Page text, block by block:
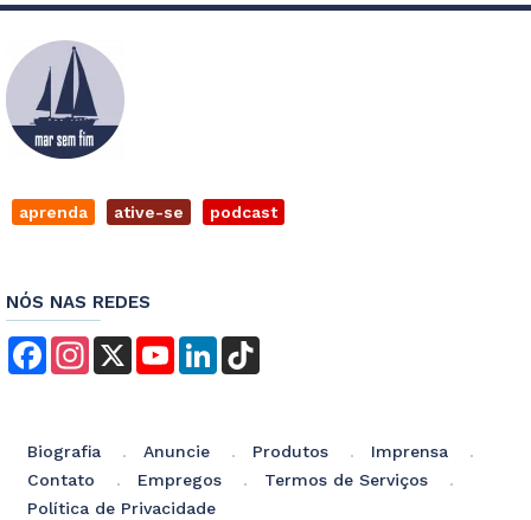
aprenda ative-se podcast
NÓS NAS REDES
FacebookInstagram
X YouTubeLinkedIn
Biografia Anuncie Produtos
Imprensa
Contato
Empregos
Termos de Serviços
Política de Privacidade